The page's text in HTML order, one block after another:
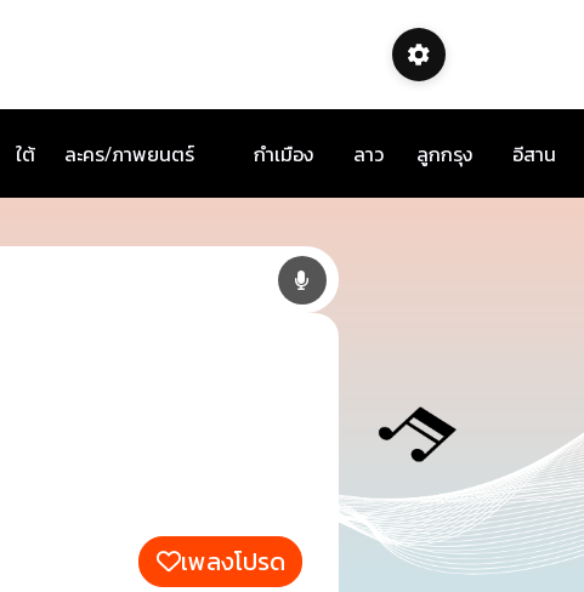
ใต้ ละคร/ภาพยนตร์ กำเมือง ลาว ลูกกรุง อีสาน
เพลงโปรด